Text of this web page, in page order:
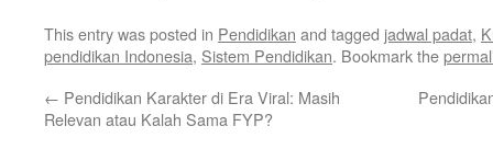
This entry was posted in Pendidikan and tagged jadwal padat,
pendidikan Indonesia, Sistem Pendidikan. Bookmark the
← Pendidikan Karakter di Era Viral: Masih
Relevan atau Kalah Sama FYP?